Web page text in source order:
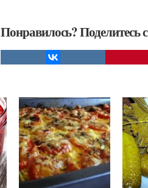
Понравилось? Поделитесь